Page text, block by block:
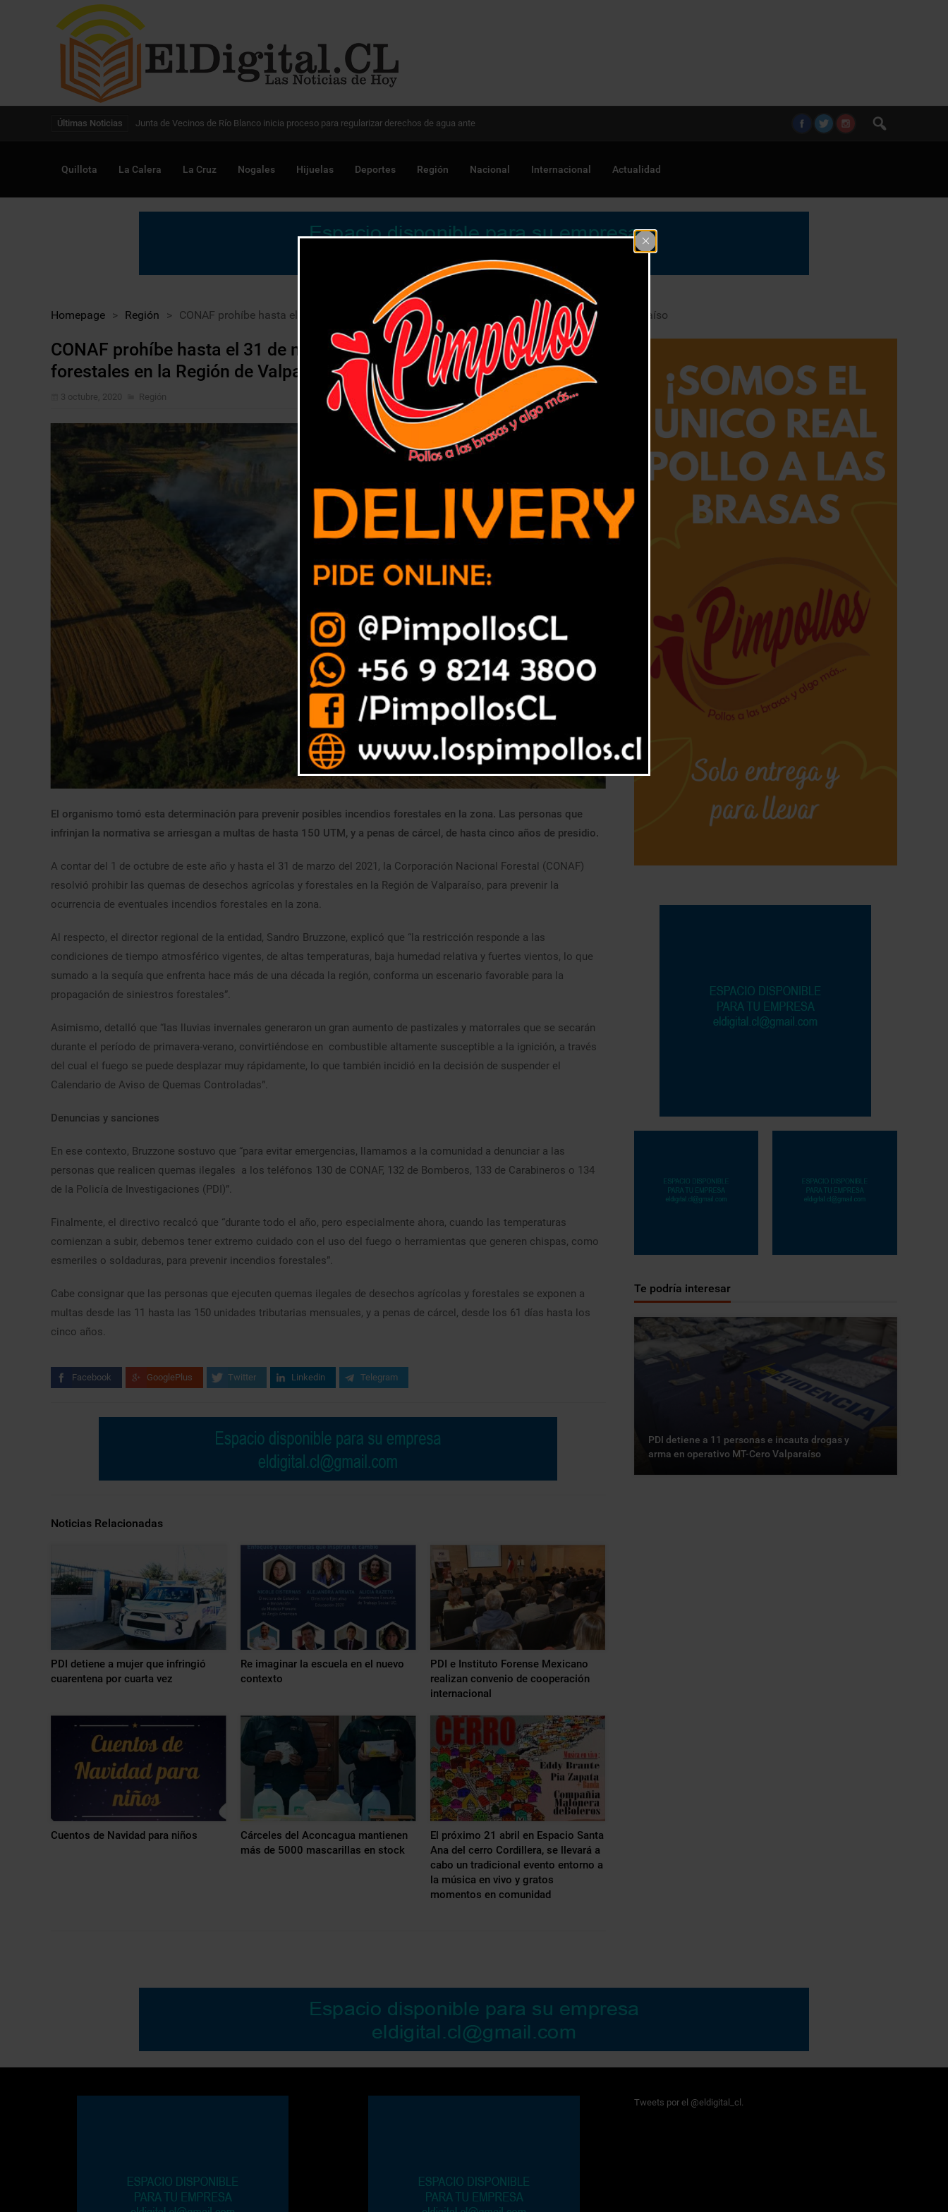
Últimas Noticias Digitalización de la gestión pública avanza en Chile para optimizar proyectos
Quillota La Calera La Cruz Nogales Hijuelas Deportes Región Nacional Internacional Actualidad
Homepage > Región > CONAF prohíbe hasta el 31 de marzo las quemas agrícolas y forestales en la Región de Valparaíso
CONAF prohíbe hasta el 31 de marzo las quemas agrícolas y
forestales en la Región de Valparaíso
3 octubre, 2020 Región
El organismo tomó esta determinación para prevenir posibles incendios forestales en la zona. Las personas que
infrinjan la normativa se arriesgan a multas de hasta 150 UTM, y a penas de cárcel, de hasta cinco años de presidio.
A contar del 1 de octubre de este año y hasta el 31 de marzo del 2021, la Corporación Nacional Forestal (CONAF)
resolvió prohibir las quemas de desechos agrícolas y forestales en la Región de Valparaíso, para prevenir la
ocurrencia de eventuales incendios forestales en la zona.
Al respecto, el director regional de la entidad, Sandro Bruzzone, explicó que “la restricción responde a las
condiciones de tiempo atmosférico vigentes, de altas temperaturas, baja humedad relativa y fuertes vientos, lo que
sumado a la sequía que enfrenta hace más de una década la región, conforma un escenario favorable para la
propagación de siniestros forestales”.
Asimismo, detalló que “las lluvias invernales generaron un gran aumento de pastizales y matorrales que se secarán
durante el período de primavera-verano, convirtiéndose en combustible altamente susceptible a la ignición, a través
del cual el fuego se puede desplazar muy rápidamente, lo que también incidió en la decisión de suspender el
Calendario de Aviso de Quemas Controladas”.
Denuncias y sanciones
En ese contexto, Bruzzone sostuvo que “para evitar emergencias, llamamos a la comunidad a denunciar a las
personas que realicen quemas ilegales a los teléfonos 130 de CONAF, 132 de Bomberos, 133 de Carabineros o 134
de la Policía de Investigaciones (PDI)”.
Finalmente, el directivo recalcó que “durante todo el año, pero especialmente ahora, cuando las temperaturas
comienzan a subir, debemos tener extremo cuidado con el uso del fuego o herramientas que generen chispas, como
esmeriles o soldaduras, para prevenir incendios forestales”.
Cabe consignar que las personas que ejecuten quemas ilegales de desechos agrícolas y forestales se exponen a
multas desde las 11 hasta las 150 unidades tributarias mensuales, y a penas de cárcel, desde los 61 días hasta los
cinco años.
Facebook GooglePlus Twitter Linkedin Telegram
Noticias Relacionadas
PDI detiene a mujer que infringió
cuarentena por cuarta vez
Re imaginar la escuela en el nuevo
contexto
PDI e Instituto Forense Mexicano
realizan convenio de cooperación
internacional
Cuentos de Navidad para niños
Cárceles del Aconcagua mantienen
más de 5000 mascarillas en stock
El próximo 21 abril en Espacio Santa
Ana del cerro Cordillera, se llevará a
cabo un tradicional evento entorno a
la música en vivo y gratos
momentos en comunidad
Te podría interesar
PDI detiene a 11 personas e incauta drogas y
arma en operativo MT-Cero Valparaíso
Tweets por el @eldigital_cl.